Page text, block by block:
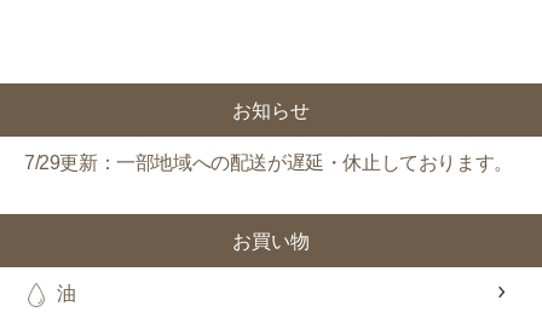
お知らせ
7/29更新：一部地域への配送が遅延・休止しております。
お買い物
油